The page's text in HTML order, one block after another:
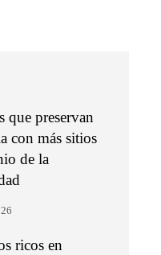
que preservan
con más sitios
de la
ricos en